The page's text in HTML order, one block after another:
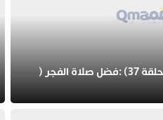
برنامج بينات من الهدى (الحلقة 37) :فضل صلاة الفجر (